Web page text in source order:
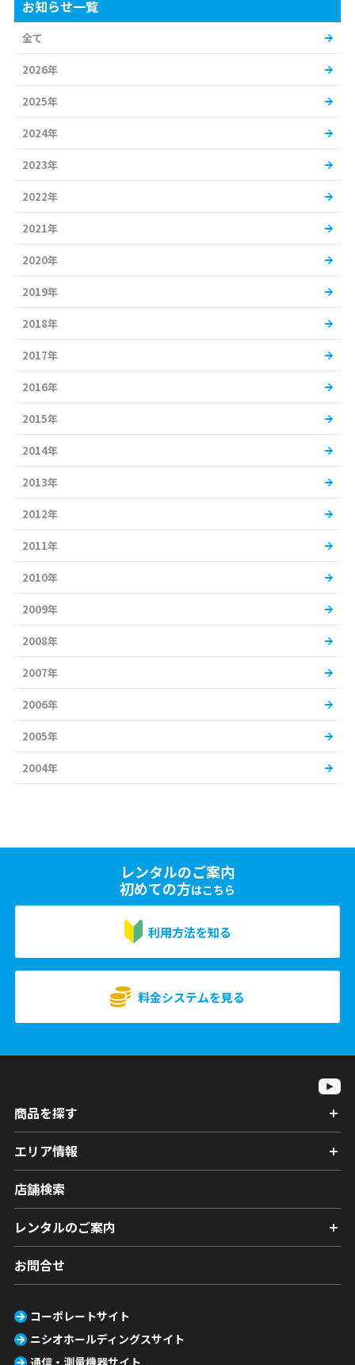
お知らせ一覧
全て
2026年
2025年
2024年
2023年
2022年
2021年
2020年
2019年
2018年
2017年
2016年
2015年
2014年
2013年
2012年
2011年
2010年
2009年
2008年
2007年
2006年
2005年
2004年
レンタルのご案内
初めての方はこちら
利用方法を知る
料金システムを見る
商品を探す
エリア情報
店舗検索
レンタルのご案内
お問合せ
コーポレートサイト
ニシオホールディングスサイト
通信・測量機器サイト